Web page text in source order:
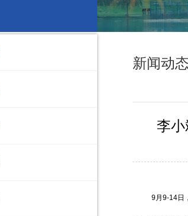
新闻动态
李
9月9-14日